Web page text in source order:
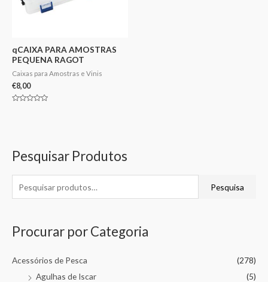
Pesquisar Produtos
Pesquisa
Procurar por Categoria
Acessórios de Pesca
(278)
Agulhas de Iscar
(5)
qCAIXA PARA AMOSTRAS
PEQUENA RAGOT
Caixas para Amostras e Vinis
€8,00